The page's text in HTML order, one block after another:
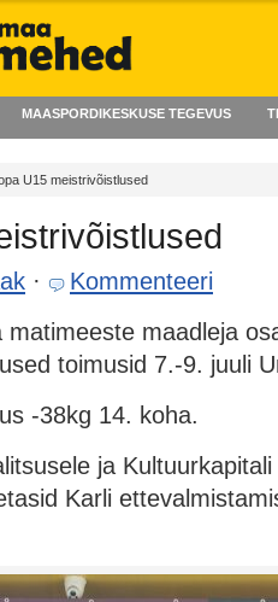
MAASPORDIKESKUSE TEGEVUS
U15 meistrivõistlused
·
Kommenteeri
maadleja
toimusid 7.-9. juuli
-38kg 14. koha.
ja
Karli